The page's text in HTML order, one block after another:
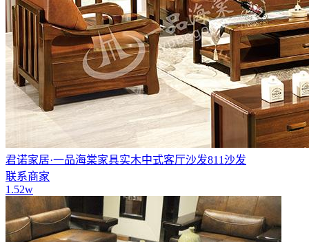
君诺家居·一品海棠家具实木中式客厅沙发811沙发
联系商家
1.52w